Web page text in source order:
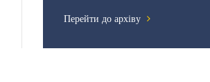
Перейти до архіву